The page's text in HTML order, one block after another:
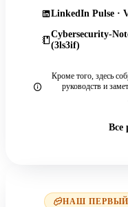
LinkedIn Pulse ·
Cybersecurity-
(3ls3if)
Кроме того, здесь
руководств и
Все
НАШ